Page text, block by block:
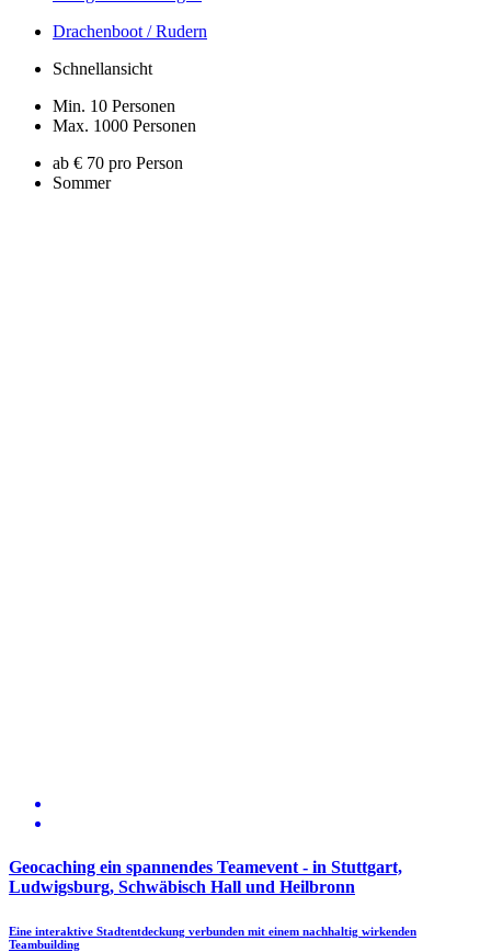
Drachenboot / Rudern
Schnellansicht
Min. 10 Personen
Max. 1000 Personen
ab € 70 pro Person
Sommer
Geocaching ein spannendes Teamevent - in Stuttgart,
Ludwigsburg, Schwäbisch Hall und Heilbronn
Eine interaktive Stadtentdeckung verbunden mit einem nachhaltig wirkenden
Teambuilding